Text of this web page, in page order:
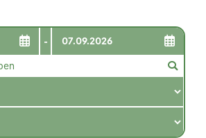
wichtig!
-